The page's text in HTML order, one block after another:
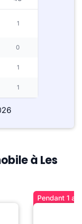
1
0
1
1
à Les
Pendant 1